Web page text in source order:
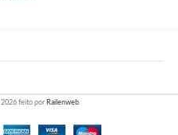
2026 feito por Railenweb.